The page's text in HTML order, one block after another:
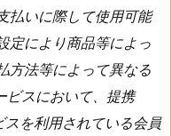
払いに際して使用可能
定により商品等によっ
方法等によって異なる
ビスにおいて、提携
を利用されている会員